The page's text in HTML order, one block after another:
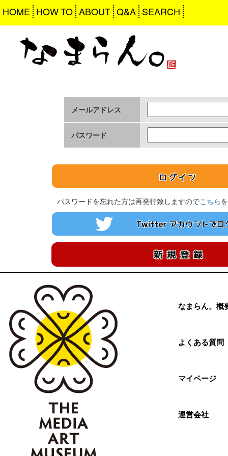
HOME HOW TO ABOUT Q&A SEARCH
メールアドレス
パスワード
パスワードを忘れた方は再発行致しますのでこちら
なまらん。概
よくある質問
マイページ
運営会社